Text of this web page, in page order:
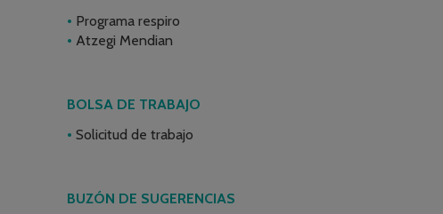
Programa respiro
Atzegi Mendian
BOLSA DE TRABAJO
Solicitud de trabajo
BUZÓN DE SUGERENCIAS